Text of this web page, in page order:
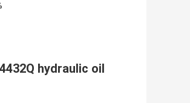
hydraulic oil